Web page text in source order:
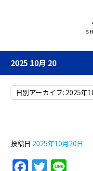
2025 10月 20
日別アーカイブ: 2025年
投稿日 2025年10月20日